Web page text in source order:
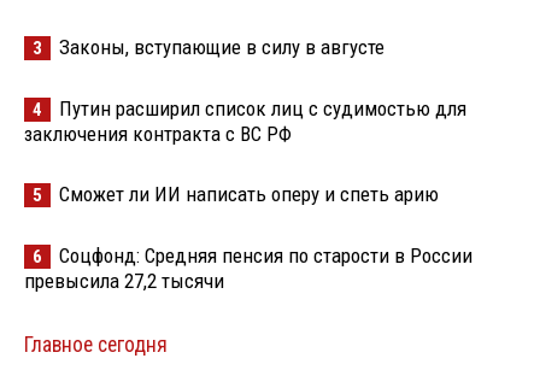
3 Законы, вступающие в силу в августе
4
Путин расширил список лиц с судимостью для
заключения контракта с ВС РФ
5 Сможет ли ИИ написать оперу и спеть арию
6
Соцфонд: Средняя пенсия по старости в России
превысила 27,2 тысячи
Главное сегодня